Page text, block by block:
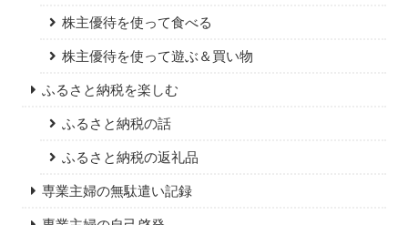
株主優待を使って食べる
株主優待を使って遊ぶ＆買い物
ふるさと納税を楽しむ
ふるさと納税の話
ふるさと納税の返礼品
専業主婦の無駄遣い記録